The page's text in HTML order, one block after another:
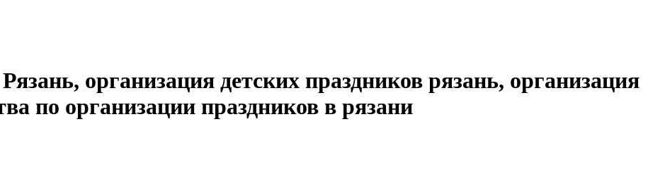
организация детских праздников рязань, организация
по организации праздников в рязани